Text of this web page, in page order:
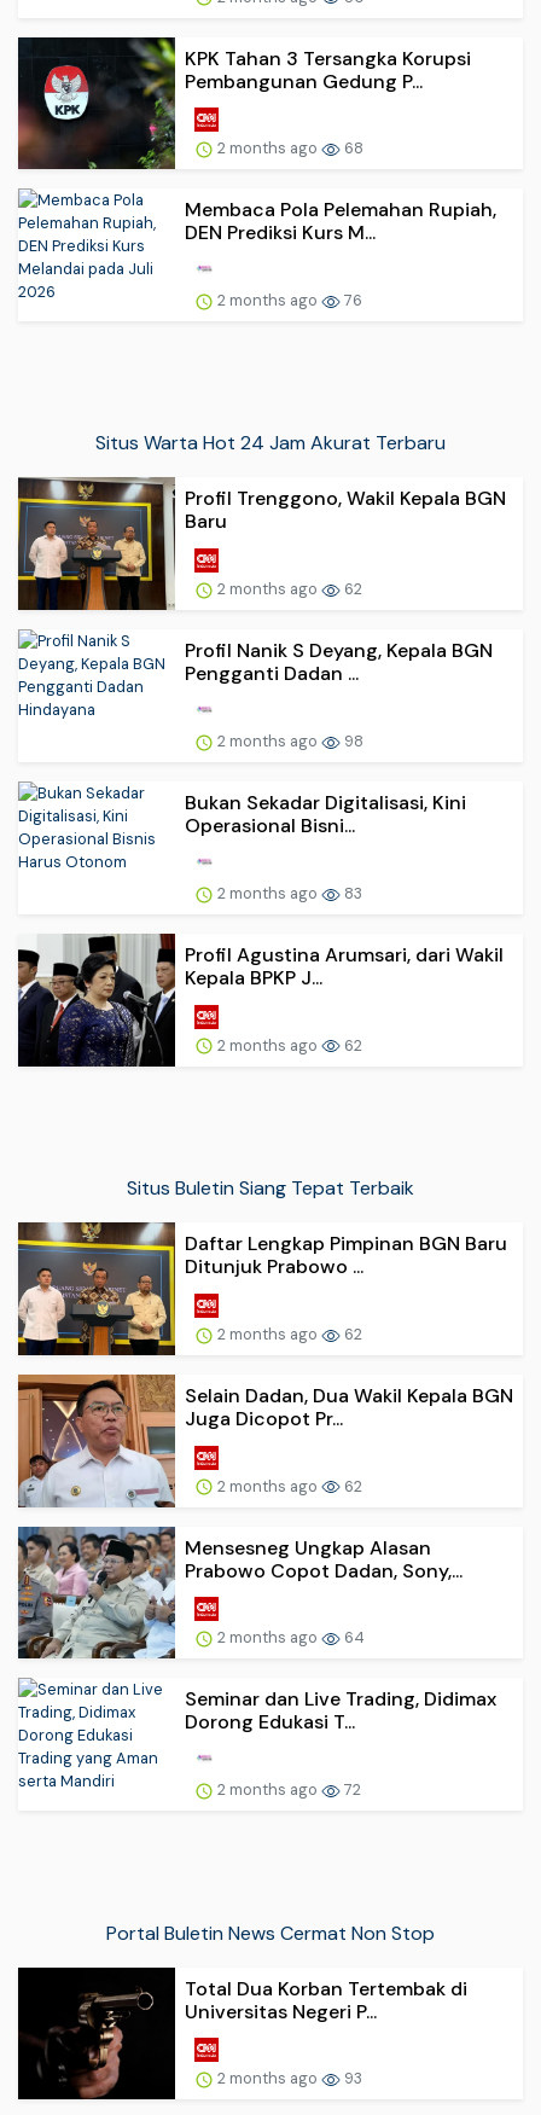
KPK Tahan 3 Tersangka Korupsi
Pembangunan Gedung P...
2 months ago 68
Membaca Pola Pelemahan Rupiah,
DEN Prediksi Kurs M...
2 months ago 76
Situs Warta Hot 24 Jam Akurat Terbaru
Profil Trenggono, Wakil Kepala BGN
Baru
2 months ago 62
Profil Nanik S Deyang, Kepala BGN
Pengganti Dadan ...
2 months ago 98
Bukan Sekadar Digitalisasi, Kini
Operasional Bisni...
2 months ago 83
Profil Agustina Arumsari, dari Wakil
Kepala BPKP J...
2 months ago 62
Situs Buletin Siang Tepat Terbaik
Daftar Lengkap Pimpinan BGN Baru
Ditunjuk Prabowo ...
2 months ago 62
Selain Dadan, Dua Wakil Kepala BGN
Juga Dicopot Pr...
2 months ago 62
Mensesneg Ungkap Alasan
Prabowo Copot Dadan, Sony,...
2 months ago 64
Seminar dan Live Trading, Didimax
Dorong Edukasi T...
2 months ago 72
Portal Buletin News Cermat Non Stop
Total Dua Korban Tertembak di
Universitas Negeri P...
2 months ago 93